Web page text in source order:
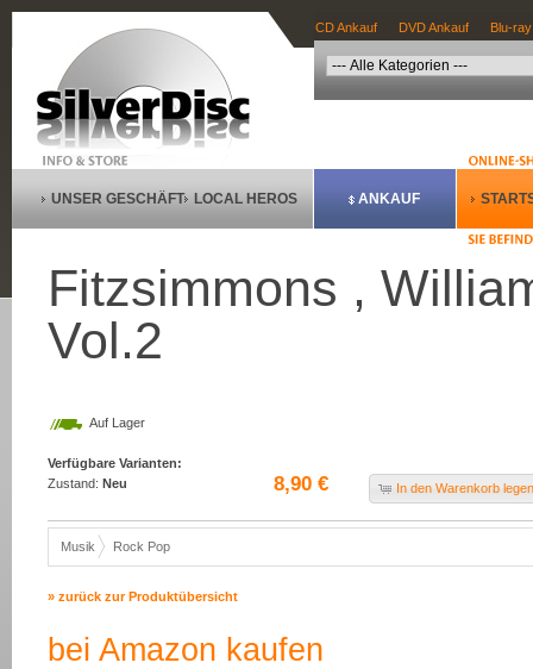
CD Ankauf DVD Ankauf Blu-
UNSER GESCHÄFT LOCAL HEROS ANKAUF
Fitzsimmons ,
Vol.2
Auf Lager
Verfügbare Varianten:
Zustand: Neu 8,90 € In den Warenkorb
Musik Rock Pop
» zurück zur Produktübersicht
bei Amazon kaufen